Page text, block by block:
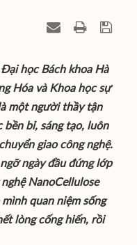
học Bách khoa Hà
Hóa và Khoa học sự
một người thầy tận
bền bỉ, sáng tạo, luôn
giao công nghệ.
ngày đầu đứng lớp
NanoCellulose
quan niệm sống
lòng cống hiến, rồi